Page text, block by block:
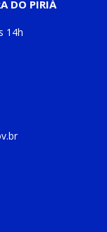
DO PIRIÁ
14h